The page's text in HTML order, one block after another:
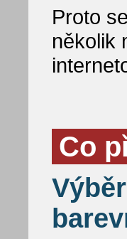
Proto
několik
Co